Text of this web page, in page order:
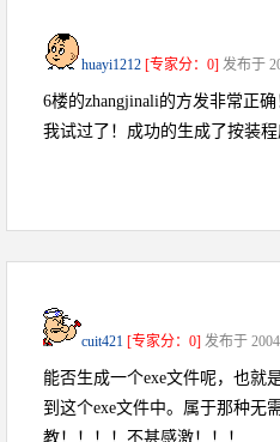
huayi1212 [专家分：0] 发布于
6楼的zhangjinali的方发非常正确
我试过了！成功的生成了按装程
cuit421 [专家分：0] 发布于
能否生成一个exe文件呢，也就
到这个exe文件中。属于那种无
教！！！！不甚感激！！！